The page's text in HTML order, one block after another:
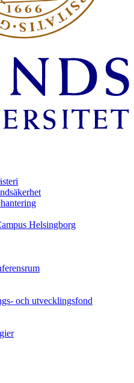
Helsingborg
och utvecklingsfond